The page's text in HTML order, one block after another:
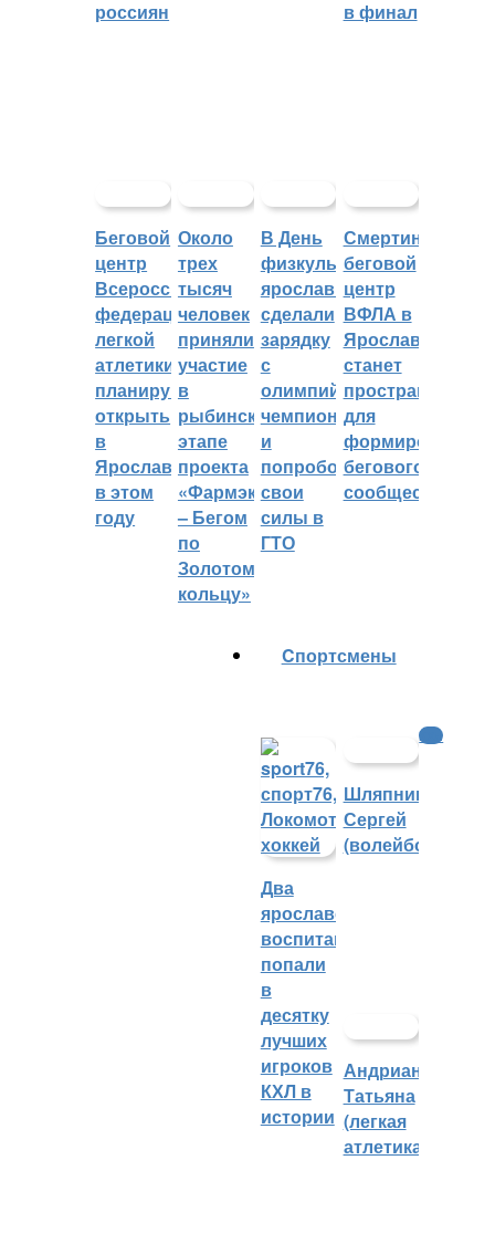
россиян в финал
Беговой
центр
Всероссийской
федерации
легкой
атлетики
планируют
открыть
в
Ярославле
в этом
году
Около
трех
тысяч
человек
приняли
участие
в
рыбинском
этапе
проекта
«Фармэко
– Бегом
по
Золотому
кольцу»
В День
физкультурника
ярославцы
сделали
зарядку
с
олимпийским
чемпионом
и
попробовали
свои
силы в
ГТО
Смертин:
беговой
центр
ВФЛА в
Ярославле
станет
пространством
для
формирования
бегового
сообщества
Cпортсмены
Два
ярославских
воспитанника
попали
в
десятку
лучших
игроков
КХЛ в
истории
Шляпников
Сергей
(волейбол)
Андрианова
Татьяна
(легкая
атлетика)
КХЛ